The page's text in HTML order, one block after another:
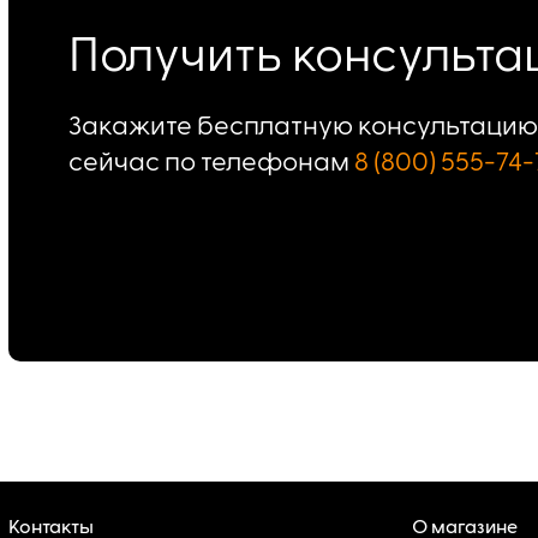
Получить
Закажите бесплатную
сейчас по телефонам 8 (800) 555-74-
Контакты О магазине